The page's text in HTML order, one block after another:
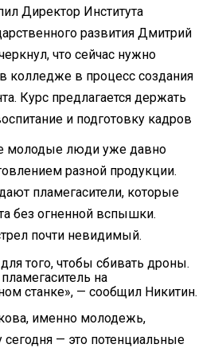
Директор Института
развития Дмитрий
что сейчас нужно
колледже в процесс создания
Курс предлагается держать
и подготовку кадров
молодые люди уже давно
разной продукции.
пламегасители, которые
без огненной вспышки.
почти невидимый.
того, чтобы сбивать дроны.
на
станке», — сообщил Никитин.
именно молодежь,
— это потенциальные